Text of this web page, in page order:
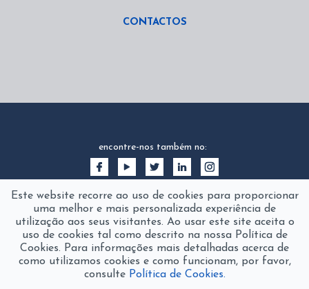
CONTACTOS
encontre-nos também no:
2016 © fanamol
Este website recorre ao uso de cookies para proporcionar
uma melhor e mais personalizada experiência de
utilização aos seus visitantes. Ao usar este site aceita o
uso de cookies tal como descrito na nossa Política de
Cookies. Para informações mais detalhadas acerca de
como utilizamos cookies e como funcionam, por favor,
consulte Política de Cookies.